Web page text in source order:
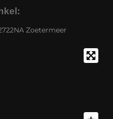
Zoetermeer